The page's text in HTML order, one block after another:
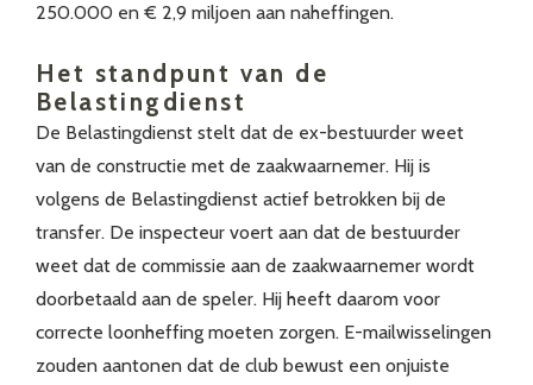
250.000 en € 2,9 miljoen aan naheffingen.
Het standpunt van de
Belastingdienst
De Belastingdienst stelt dat de ex-bestuurder weet
van de constructie met de zaakwaarnemer. Hij is
volgens de Belastingdienst actief betrokken bij de
transfer. De inspecteur voert aan dat de bestuurder
weet dat de commissie aan de zaakwaarnemer wordt
doorbetaald aan de speler. Hij heeft daarom voor
correcte loonheffing moeten zorgen. E-mailwisselingen
zouden aantonen dat de club bewust een onjuiste